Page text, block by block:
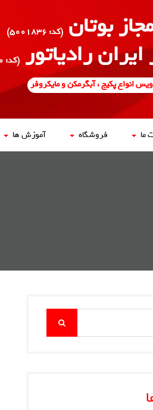
بوتان (کد: ۵۰۰۱۸۳۶)
رادیاتور (کد: ۹۳۱۱۰۱۰)
انواع پکیج ، آبگرمکن و مایکروفر
ما فروشگاه آموزش ها